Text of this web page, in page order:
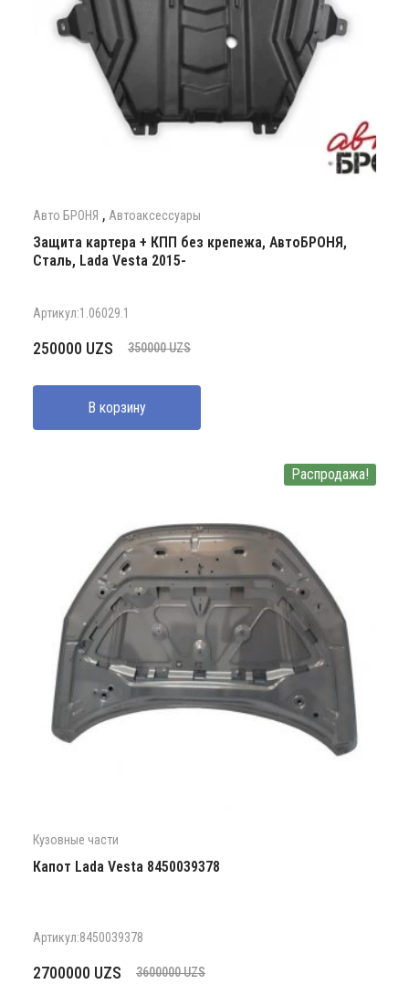
Авто БРОНЯ , Автоаксессуары
Защита картера + КПП без крепежа, АвтоБРОНЯ,
Сталь, Lada Vesta 2015-
Артикул:1.06029.1
350000UZS
Первоначальная
составляла
350000 UZS.
250000 UZS
Текущая
250000 UZS.
В корзину
Распродажа!
Кузовные части
Капот Lada Vesta 8450039378
Артикул:8450039378
3600000UZS
Первоначальная
2700000 UZS
Текущая